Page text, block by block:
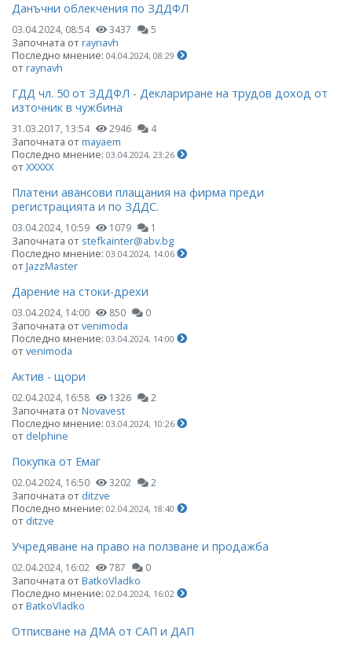
Данъчни облекчения по ЗДДФЛ
03.04.2024, 08:54 3437 5
Започната отraynavh
Последно мнение: 04.04.2024, 08:29
отraynavh
ГДД чл. 50 от ЗДДФЛ - Деклариране на трудов доход от
източник в чужбина
31.03.2017, 13:54 2946 4
Започната отmayaem
Последно мнение: 03.04.2024, 23:26
отХХХХХ
Платени авансови плащания на фирма преди
регистрацията и по ЗДДС.
03.04.2024, 10:59 1079 1
Започната от stefkainter@abv.bg
Последно мнение: 03.04.2024, 14:06
отJazzMaster
Дарение на стоки-дрехи
03.04.2024, 14:00 850 0
Започната отvenimoda
Последно мнение: 03.04.2024, 14:00
отvenimoda
Актив - щори
02.04.2024, 16:58 1326 2
Започната отNovavest
Последно мнение: 03.04.2024, 10:26
от delphine
Покупка от Емаг
02.04.2024, 16:50 3202 2
Започната от ditzve
Последно мнение: 02.04.2024, 18:40
от ditzve
Учредяване на право на ползване и продажба
02.04.2024, 16:02 787 0
Започната отBatkoVladko
Последно мнение: 02.04.2024, 16:02
отBatkoVladko
Отписване на ДМА от САП и ДАП